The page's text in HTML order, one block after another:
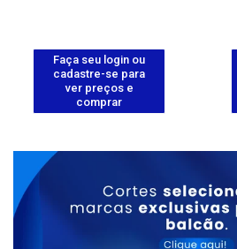
Faça seu login ou
cadastre-se para
ver preços e
comprar